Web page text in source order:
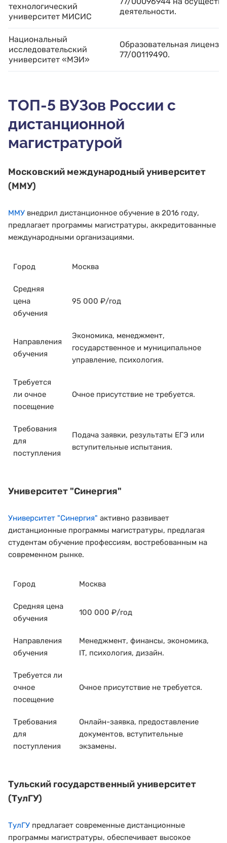
технологический
университет МИСИС
деятельности.
Национальный
исследовательский
университет «МЭИ»
Образовательная
77/00119490.
ТОП-5 ВУЗов России с
дистанционной
магистратурой
Московский международный университет
(ММУ)
ММУ внедрил дистанционное обучение в 2016 году,
предлагает программы магистратуры, аккредитованные
международными организациями.
Город Москва
Средняя
цена
обучения
95 000 ₽/год
Направления
обучения
Экономика, менеджмент,
государственное и муниципальное
управление, психология.
Требуется
ли очное
посещение
Очное присутствие не требуется.
Требования
для
поступления
Подача заявки, результаты ЕГЭ или
вступительные испытания.
Университет "Синергия"
Университет "Синергия" активно развивает
дистанционные программы магистратуры, предлагая
студентам обучение профессиям, востребованным на
современном рынке.
Город Москва
Средняя цена
обучения
100 000 ₽/год
Направления
обучения
Менеджмент, финансы, экономика,
IT, психология, дизайн.
Требуется ли
очное
посещение
Очное присутствие не требуется.
Требования
для
поступления
Онлайн-заявка, предоставление
документов, вступительные
экзамены.
Тульский государственный университет
(ТулГУ)
ТулГУ предлагает современные дистанционные
программы магистратуры, обеспечивает высокое